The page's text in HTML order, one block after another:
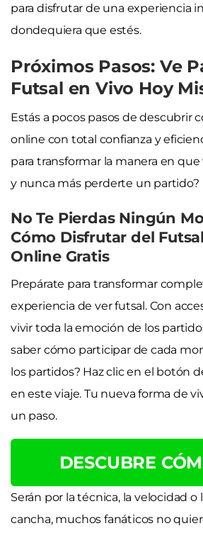
para disfrutar de una experiencia
dondequiera que estés.
Próximos Pasos: Ve
Futsal en Vivo Hoy
Estás a pocos pasos de descubrir
online con total confianza y
para transformar la manera en
y nunca más perderte un partido?
No Te Pierdas Ningún
Cómo Disfrutar del
Online Gratis
Prepárate para transformar
experiencia de ver futsal. Con
vivir toda la emoción de los
saber cómo participar de cada
los partidos? Haz clic en el botón
en este viaje. Tu nueva forma de
un paso.
DESCUBRE
Serán por la técnica, la velocidad o
cancha, muchos fanáticos no